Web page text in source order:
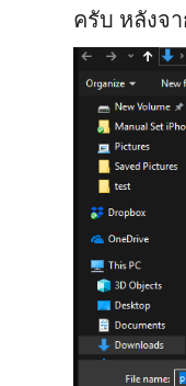
ครับ หลังจา